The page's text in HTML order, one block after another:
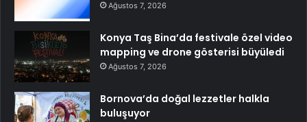
Ağustos 7, 2026
Konya Taş Bina’da festivale özel video
mapping ve drone gösterisi büyüledi
Ağustos 7, 2026
Bornova’da doğal lezzetler halkla
buluşuyor